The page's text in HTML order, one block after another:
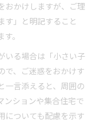
おかけしますが、ご理
す」と明記すること
。
いる場合は「小さい子
で、ご迷惑をおかけす
一言添えると、周囲の
ンションや集合住宅で
についても配慮を示す